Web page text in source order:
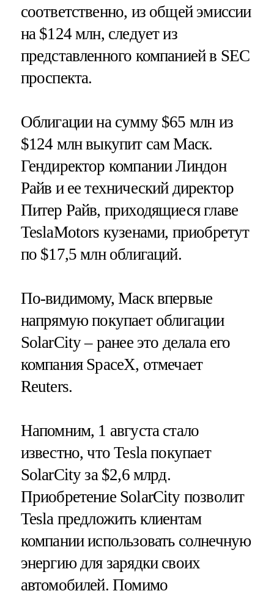
соответственно, из общей эмиссии
на $124 млн, следует из
представленного компанией в SEC
проспекта.
Облигации на сумму $65 млн из
$124 млн выкупит сам Маск.
Гендиректор компании Линдон
Райв и ее технический директор
Питер Райв, приходящиеся главе
TeslaMotors кузенами, приобретут
по $17,5 млн облигаций.
По-видимому, Маск впервые
напрямую покупает облигации
SolarCity – ранее это делала его
компания SpaceX, отмечает
Reuters.
Напомним, 1 августа стало
известно, что Tesla покупает
SolarCity за $2,6 млрд.
Приобретение SolarCity позволит
Tesla предложить клиентам
компании использовать солнечную
энергию для зарядки своих
автомобилей. Помимо